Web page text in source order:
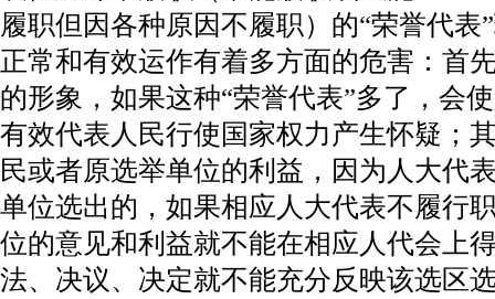
履职但因各种原因不履职）的“荣誉代
正常和有效运作有着多方面的危害：首
的形象，如果这种“荣誉代表”多了，会
有效代表人民行使国家权力产生怀疑；
民或者原选举单位的利益，因为人大代
单位选出的，如果相应人大代表不履行
位的意见和利益就不能在相应人代会上
法、决议、决定就不能充分反映该选区